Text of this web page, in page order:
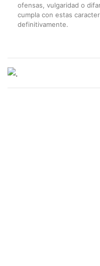
ofensas, vulgaridad o
cumpla con estas
definitivamente.